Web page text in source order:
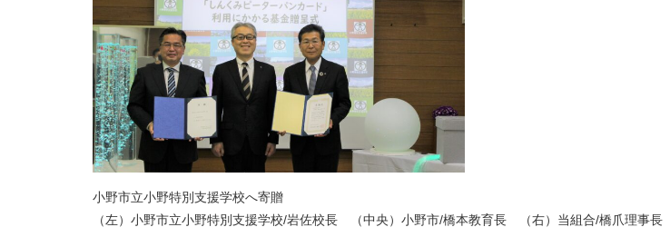
小野市立小野特別支援学校へ寄贈
（左）小野市立小野特別支援学校/岩佐校長 （中央）小野市/橋本教育長 （右）当組合/橋爪理事長